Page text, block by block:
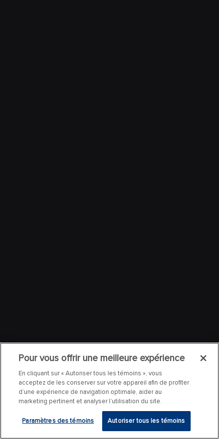
Pour vous offrir une meilleure expérience
En cliquant sur « Autoriser tous les témoins », vous
acceptez de les conserver sur votre appareil afin de profiter
d’une expérience de navigation optimale, aider au
marketing pertinent et analyser l’utilisation du site.
Paramètres des témoins Autoriser tous les témoins